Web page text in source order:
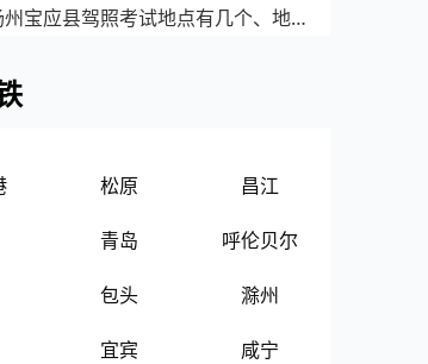
扬州宝应县驾照考试地点有几个、地址、电话、工作时间
松原 昌江
青岛 呼伦贝尔
包头 滁州
宜宾 咸宁